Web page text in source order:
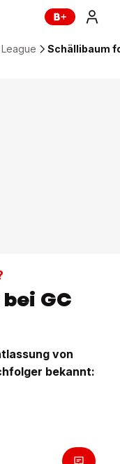
Schällibaum
GC
von
bekannt: